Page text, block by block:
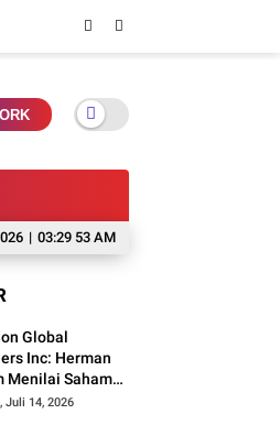
| 03:29 54 AM
Terungkap, Ini Pertimbangannya
Global
Inc: Herman
Menilai Saham
Serikat
Juli 14, 2026